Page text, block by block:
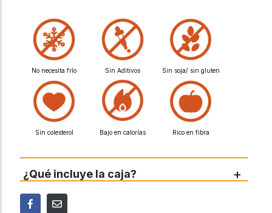
No necesita frío Sin Aditivos Sin soja/ sin gluten
Sin colesterol Bajo en calorías Rico en fibra
¿Qué incluye la caja? +